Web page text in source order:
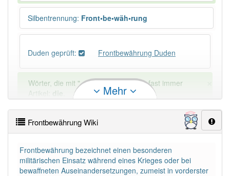
Silbentrennung: Front•be•wäh•rung
Duden geprüft: Frontbewährung Duden
Wörter, die mit "-ung" enden, haben fast immer
Artikel:
die
Ausnahmen
Beispiele
DIE:11 043
DAS:2Ausnahmen Beispiele
Mehr
Frontbewährung Wiki
Frontbewährung bezeichnet einen besonderen
militärischen Einsatz während eines Krieges oder bei
bewaffneten Auseinandersetzungen, zumeist in vorderster